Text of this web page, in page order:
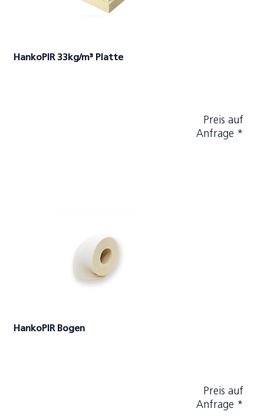
HankoPIR 33kg/m³ Platte
Preis auf
Anfrage *
HankoPIR Bogen
Preis auf
Anfrage *